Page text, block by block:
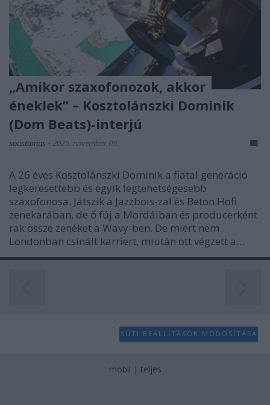
„Amikor szaxofonozok, akkor
éneklek” – Kosztolánszki Dominik
(Dom Beats)-interjú
soostamas • 2025. november 09.
A 26 éves Kosztolánszki Dominik a fiatal generáció
legkeresettebb és egyik legtehetségesebb
szaxofonosa. Játszik a Jazzbois-zal és Beton.Hofi
zenekarában, de ő fúj a Mordáiban és producerként
rak össze zenéket a Wavy-ben. De miért nem
Londonban csinált karriert, miután ott végzett a…
SÜTI BEÁLLÍTÁSOK MÓDOSÍTÁSA
mobil | teljes